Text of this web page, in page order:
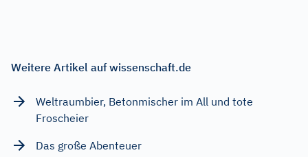
Weitere Artikel auf wissenschaft.de
Weltraumbier, Betonmischer im All und tote
Froscheier
Das große Abenteuer